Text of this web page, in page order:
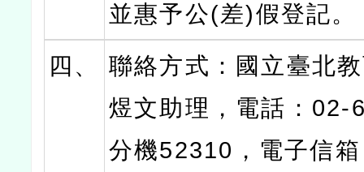
並惠予公(差)假登記。
四、
聯絡方式：國立臺北
煜文助理，電話：02-
分機52310，電子信